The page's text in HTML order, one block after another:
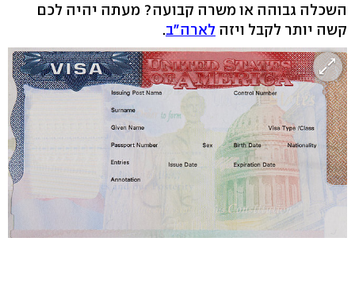
השכלה גבוהה או משרה קבועה? מעתה יהיה לכם
קשה יותר לקבל ויזה לארה"ב.